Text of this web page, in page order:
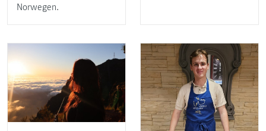
Norwegen.